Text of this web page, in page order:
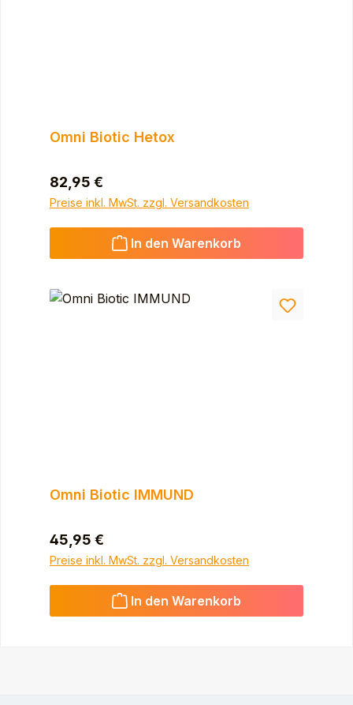
Omni Biotic Hetox
Regulärer Preis:
82,95 €
Preise inkl. MwSt. zzgl. Versandkosten
In den Warenkorb
Omni Biotic IMMUND
Regulärer Preis:
45,95 €
Preise inkl. MwSt. zzgl. Versandkosten
In den Warenkorb